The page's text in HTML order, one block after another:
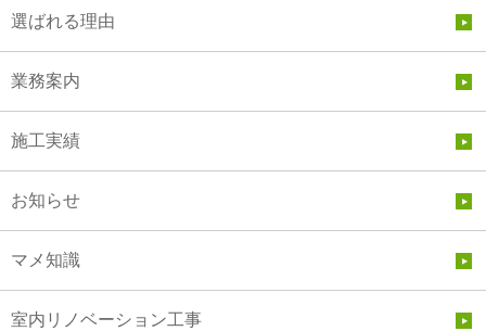
選ばれる理由
業務案内
施工実績
お知らせ
マメ知識
室内リノベーション工事